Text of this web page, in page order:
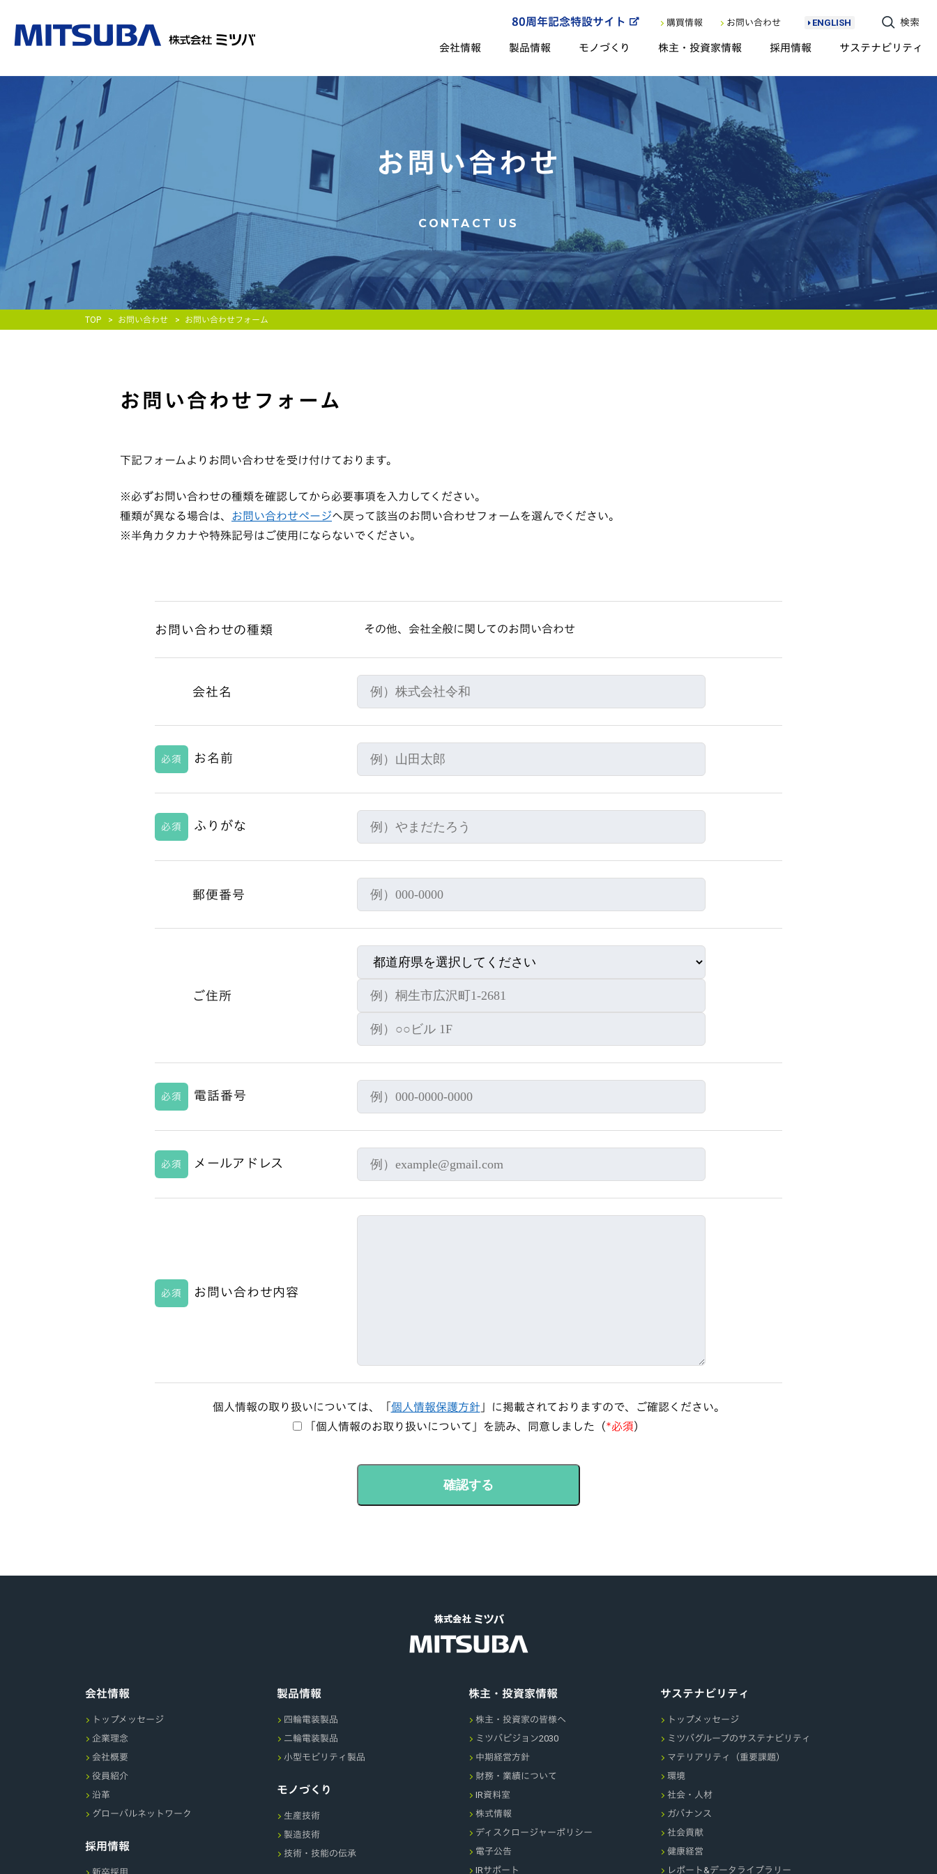
80周年記念特設サイト 購買情報 お問い合わせ ENGLISH 検索
会社情報 製品情報 モノづくり 株主・投資家情報 採用情報 サステナビリティ
お問い合わせ
CONTACT US
TOP お問い合わせ お問い合わせフォーム
お問い合わせフォーム
下記フォームよりお問い合わせを受け付けております。
※必ずお問い合わせの種類を確認してから必要事項を入力してください。
種類が異なる場合は、 お問い合わせページへ戻って該当のお問い合わせフォームを選んでください。
※半角カタカナや特殊記号はご使用にならないでください。
お問い合わせの種類 その他、会社全般に関してのお問い合わせ
会社名
必須 お名前
必須 ふりがな
郵便番号
ご住所
必須 電話番号
必須 メールアドレス
必須 お問い合わせ内容
個人情報の取り扱いについては、「 個人情報保護方針」に掲載されておりますので、ご確認ください。
「個人情報のお取り扱いについて」を読み、同意しました（*必須）
会社情報
トップメッセージ
企業理念
会社概要
役員紹介
沿革
グローバルネットワーク
採用情報
製品情報
四輪電装製品
二輪電装製品
小型モビリティ製品
モノづくり
生産技術
製造技術
技術・技能の伝承
株主・投資家情報
株主・投資家の皆様へ
ミツバビジョン2030
中期経営方針
財務・業績について
IR資料室
株式情報
ディスクロージャーポリシー
電子公告
IRサポート
サステナビリティ
トップメッセージ
ミツバグループのサステナビリティ
マテリアリティ（重要課題）
環境
社会・人材
ガバナンス
社会貢献
健康経営
レポート&データライブラリー